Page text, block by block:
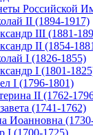
Российской
II (1894-1917)
III (1881-
II (1854-
I (1826-1855)
I (1801-
I (1796-1801)
II (1762-
(1741-1762)
Иоанновна
I (1700-1725)